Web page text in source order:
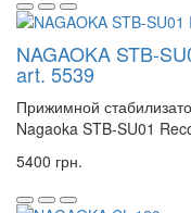
NAGAOKA STB-
art. 5539
Прижимной
Nagaoka STB-SU01
5400 грн.